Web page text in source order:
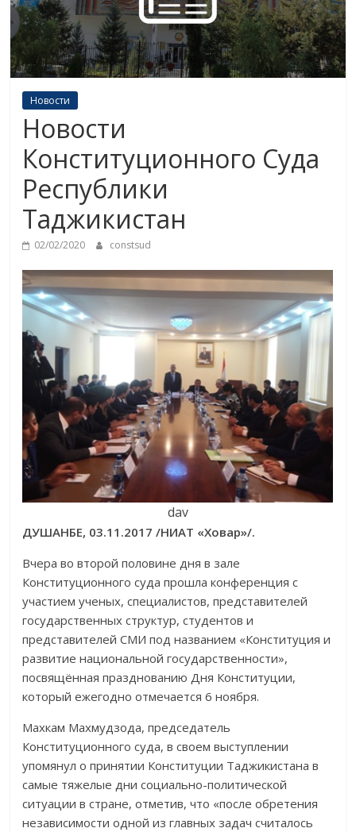
Новости
Новости
Конституционного Суда
Республики
Таджикистан
02/02/2020 constsud
dav
ДУШАНБЕ, 03.11.2017 /НИАТ «Ховар»/.
Вчера во второй половине дня в зале
Конституционного суда прошла конференция с
участием ученых, специалистов, представителей
государственных структур, студентов и
представителей СМИ под названием «Конституция и
развитие национальной государственности»,
посвящённая празднованию Дня Конституции,
который ежегодно отмечается 6 ноября.
Махкам Махмудзода, председатель
Конституционного суда, в своем выступлении
упомянул о принятии Конституции Таджикистана в
самые тяжелые дни социально-политической
ситуации в стране, отметив, что «после обретения
независимости одной из главных задач считалось